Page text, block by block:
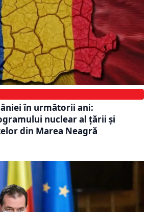
în următorii ani:
nuclear al ţării și
din Marea Neagră